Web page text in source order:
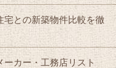
宅との新築物件比較を徹
ーカー・工務店リスト